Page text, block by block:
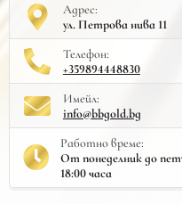
Адрес:
ул. Петрова нива 11
Телефон:
+359894448830
Имейл:
info@bbgold.bg
Работно време:
От понеделник до
18:00 часа